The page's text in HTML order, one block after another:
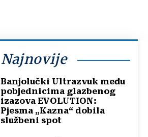
Najnovije
Banjolučki Ultrazvuk među
pobjednicima glazbenog
izazova EVOLUTION:
Pjesma „Kazna“ dobila
službeni spot